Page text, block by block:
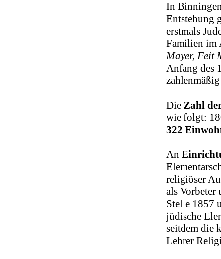
In
Entstehung
erstmals
Familien im
Mayer, Feit
Anfang des
Die Zahl
wie folgt:
322
An
religiöser
als Vorbeter
Stelle 1857
jüdische
seitdem die
Lehrer